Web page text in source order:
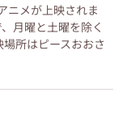
ニメが上映されま
月曜と土曜を除く
所はピースおおさ